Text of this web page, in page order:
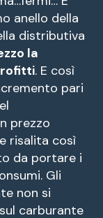
anello della
distributiva
la
. E così
pari
prezzo
risalita così
da portare i
Gli
non si
carburante